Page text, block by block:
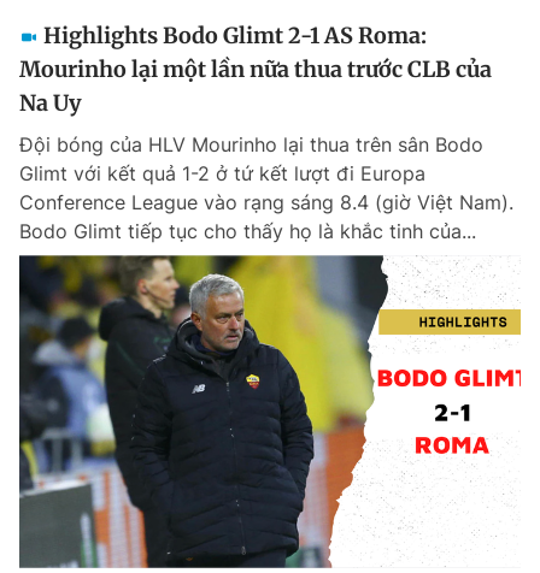
Highlights Bodo Glimt 2-1 AS Roma:
Mourinho lại một lần nữa thua trước CLB của
Na Uy
Đội bóng của HLV Mourinho lại thua trên sân Bodo
Glimt với kết quả 1-2 ở tứ kết lượt đi Europa
Conference League vào rạng sáng 8.4 (giờ Việt Nam).
Bodo Glimt tiếp tục cho thấy họ là khắc tinh của...